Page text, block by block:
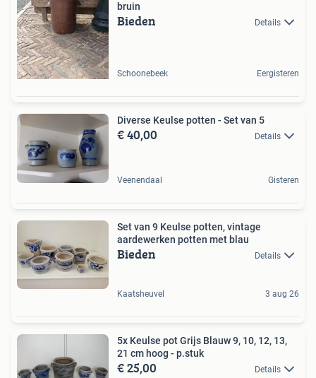
bruin
Bieden Details
Schoonebeek Eergisteren
Diverse Keulse potten - Set van 5
€ 40,00 Details
Veenendaal Gisteren
Set van 9 Keulse potten, vintage
aardewerken potten met blau
Bieden Details
Kaatsheuvel 3 aug 26
5x Keulse pot Grijs Blauw 9, 10, 12, 13,
21 cm hoog - p.stuk
€ 25,00 Details